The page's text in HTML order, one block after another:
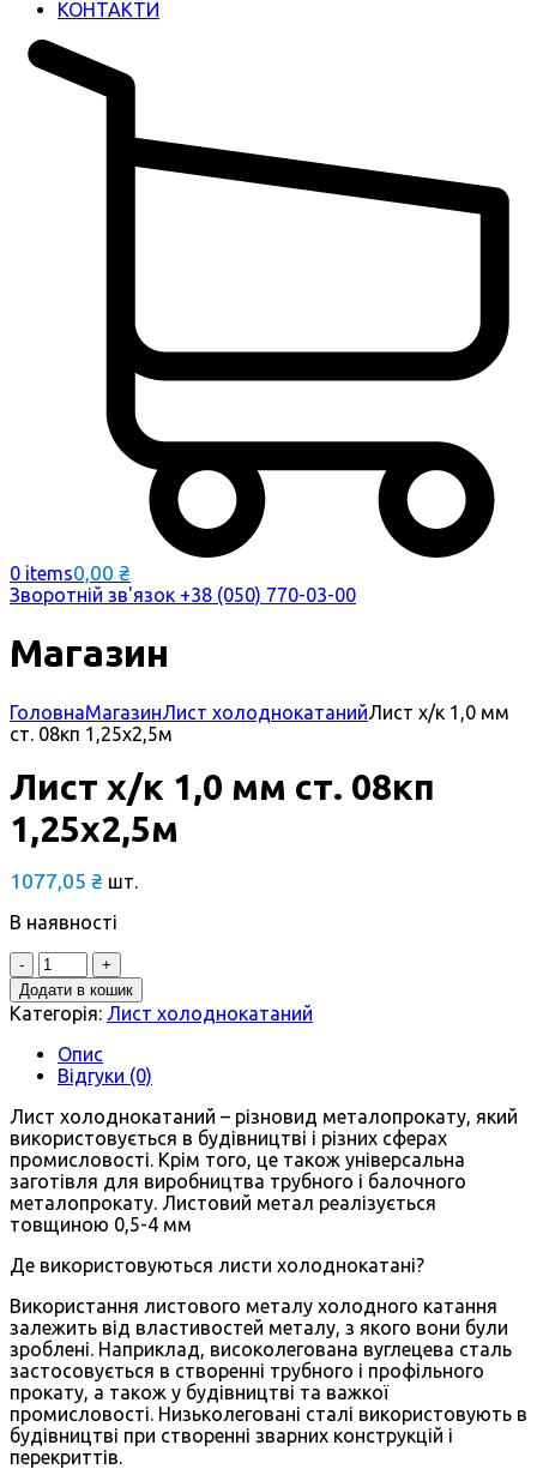
КОНТАКТИ
0 items0,00 ₴
Зворотній зв'язок +38 (050) 770-03-00
Магазин
ГоловнаМагазинЛист холоднокатанийЛист х/к 1,0 мм
ст. 08кп 1,25х2,5м
Лист х/к 1,0 мм ст. 08кп
1,25х2,5м
1077,05 ₴ шт.
В наявності
Quantity
Додати в кошик
Категорія: Лист холоднокатаний
Опис
Відгуки (0)
Лист холоднокатаний – різновид металопрокату, який
використовується в будівництві і різних сферах
промисловості. Крім того, це також універсальна
заготівля для виробництва трубного і балочного
металопрокату. Листовий метал реалізується
товщиною 0,5-4 мм
Де використовуються листи холоднокатані?
Використання листового металу холодного катання
залежить від властивостей металу, з якого вони були
зроблені. Наприклад, високолегована вуглецева сталь
застосовується в створенні трубного і профільного
прокату, а також у будівництві та важкої
промисловості. Низьколеговані сталі використовують в
будівництві при створенні зварних конструкцій і
перекриттів.